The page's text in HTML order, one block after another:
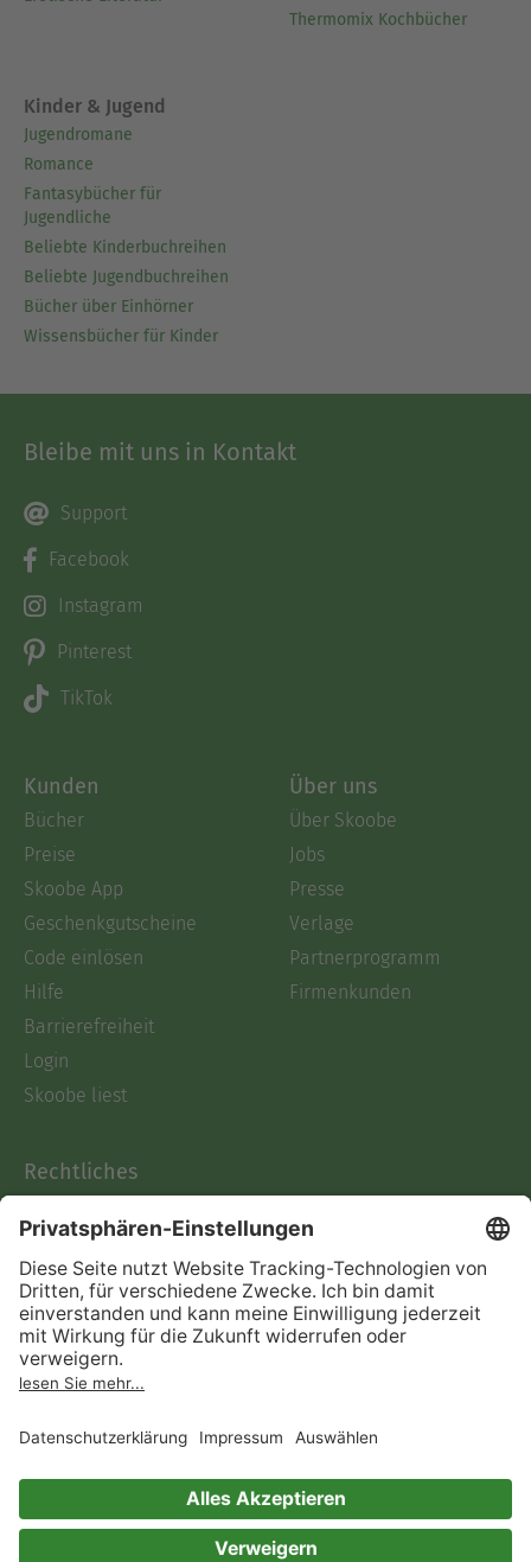
Thermomix Kochbücher
Kinder & Jugend
Jugendromane
Romance
Fantasybücher für
Jugendliche
Beliebte Kinderbuchreihen
Beliebte Jugendbuchreihen
Bücher über Einhörner
Wissensbücher für Kinder
Bleibe mit uns in Kontakt
Support
Facebook
Instagram
Pinterest
TikTok
Kunden
Bücher
Preise
Skoobe App
Geschenkgutscheine
Code einlösen
Hilfe
Barrierefreiheit
Login
Skoobe liest
Über uns
Über Skoobe
Jobs
Presse
Verlage
Partnerprogramm
Firmenkunden
Rechtliches
AGB
Informationen nach Data
Act
Verträge hier kündigen
Impressum
Immer ein gutes Buch